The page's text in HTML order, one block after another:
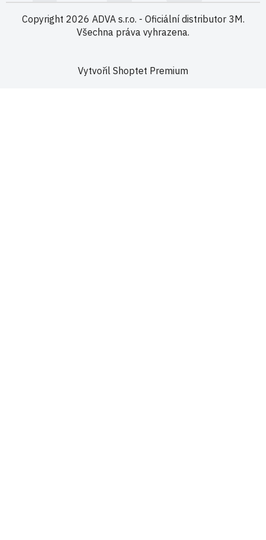
Kamenná prodejna
Vytvořil Shoptet Premium
Copyright 2026 ADVA s.r.o. - Oficiální distributor 3M.
Všechna práva vyhrazena.